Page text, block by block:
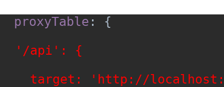
proxyTable : {
'/api': {
target: 'http://